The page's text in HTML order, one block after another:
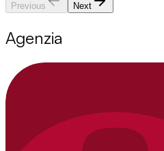
Previous Next
Agenzia